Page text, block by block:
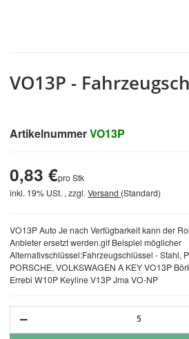
VO13P -
ArtikelnummerVO13P
VO13P Auto Je nach Verfügbarkeit kann der
Anbieter ersetzt werden.gif Beispiel möglicher
Alternativschlüssel:Fahrzeugschlüssel - Stahl,
PORSCHE, VOLKSWAGEN A KEY VO13P
Errebi W10P Keyline V13P Jma VO-NP
0,83 €pro Stk
inkl. 19% USt. , zzgl. Versand (Standard)